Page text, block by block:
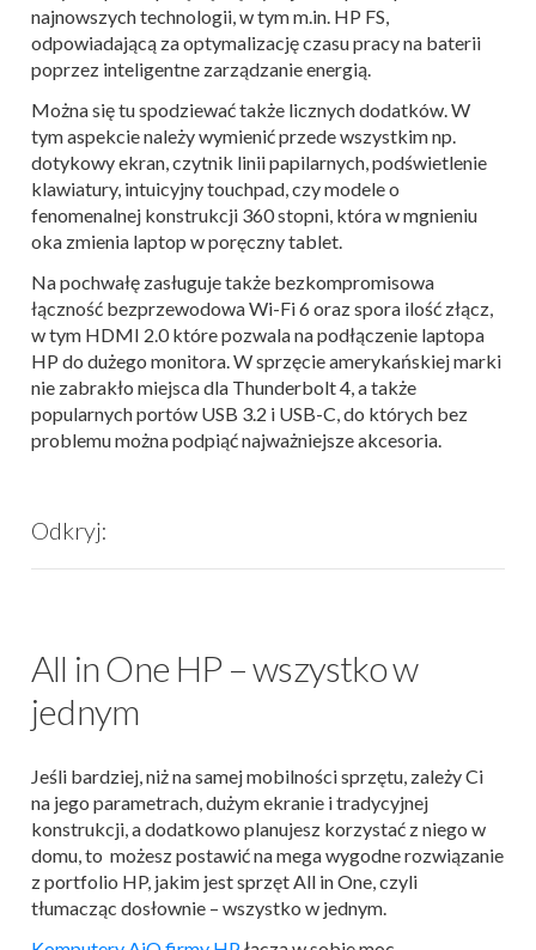
najnowszych technologii, w tym m.in. HP FS,
odpowiadającą za optymalizację czasu pracy na baterii
poprzez inteligentne zarządzanie energią.
Można się tu spodziewać także licznych dodatków. W
tym aspekcie należy wymienić przede wszystkim np.
dotykowy ekran, czytnik linii papilarnych, podświetlenie
klawiatury, intuicyjny touchpad, czy modele o
fenomenalnej konstrukcji 360 stopni, która w mgnieniu
oka zmienia laptop w poręczny tablet.
Na pochwałę zasługuje także bezkompromisowa
łączność bezprzewodowa Wi-Fi 6 oraz spora ilość złącz,
w tym HDMI 2.0 którepozwala na podłączenie laptopa
HP do dużego monitora. W sprzęcie amerykańskiej marki
nie zabrakło miejsca dla Thunderbolt 4, a także
popularnych portów USB 3.2 i USB-C, do których bez
problemu można podpiąć najważniejsze akcesoria.
Odkryj:
All in One HP – wszystko w
jednym
Jeśli bardziej, niż na samej mobilności sprzętu, zależy Ci
na jego parametrach, dużym ekranie i tradycyjnej
konstrukcji, a dodatkowo planujesz korzystać z niego w
domu, to możesz postawić na mega wygodne rozwiązanie
z portfolio HP, jakim jest sprzęt All in One, czyli
tłumacząc dosłownie – wszystko w jednym.